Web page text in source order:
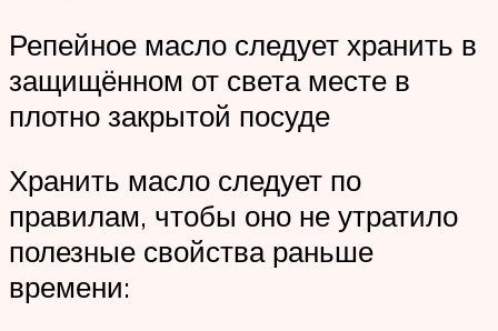
Репейное масло следует хранить в
защищённом от света месте в
плотно закрытой посуде
Хранить масло следует по
правилам, чтобы оно не утратило
полезные свойства раньше
времени: